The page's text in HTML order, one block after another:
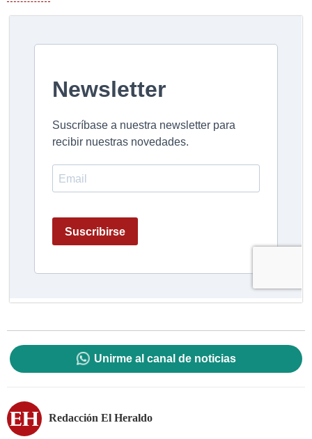
Unirme al canal de noticias
Redacción El Heraldo